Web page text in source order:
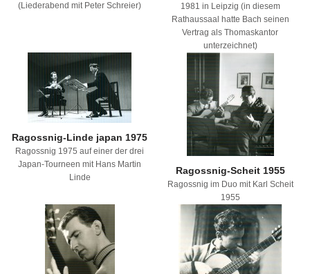
(Liederabend mit Peter Schreier)
1981 in Leipzig (in diesem
Rathaussaal hatte Bach seinen
Vertrag als Thomaskantor
unterzeichnet)
Ragossnig-Linde japan 1975
Ragossnig 1975 auf einer der drei
Japan-Tourneen mit Hans Martin
Linde
Ragossnig-Scheit 1955
Ragossnig im Duo mit Karl Scheit
1955